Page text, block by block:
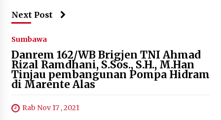
Next Post
Sumbawa
Danrem 162/WB Brigjen TNI Ahmad
Rizal Ramdhani, S.Sos., S.H., M.Han
Tinjau pembangunan Pompa Hidram
di Marente Alas
Rab Nov 17 , 2021